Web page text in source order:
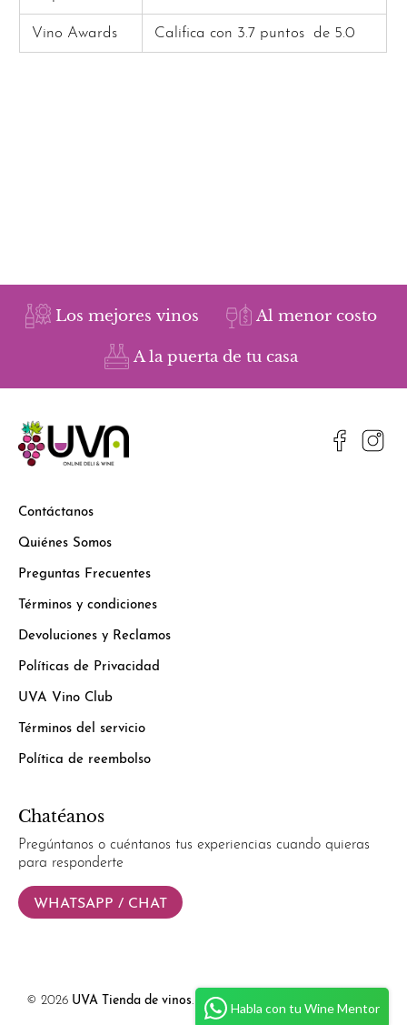
Vino Awards Califica con 3.7 puntos de 5.0
Los mejores vinos Al menor costo
A la puerta de tu casa
Contáctanos
Quiénes Somos
Preguntas Frecuentes
Términos y condiciones
Devoluciones y Reclamos
Políticas de Privacidad
UVA Vino Club
Términos del servicio
Política de reembolso
Chatéanos
Pregúntanos o cuéntanos tus experiencias cuando quieras
para responderte
WHATSAPP / CHAT
© 2026 UVA Tienda de vinos. Powered byHabla con tu Wine Mentor